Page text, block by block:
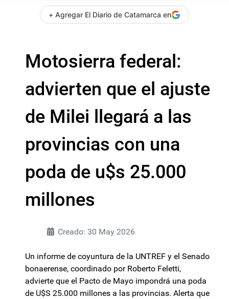
+ Agregar El Diario de Catamarca en
Motosierra federal:
advierten que el ajuste
de Milei llegará a las
provincias con una
poda de u$s 25.000
millones
Creado: 30 May 2026
Un informe de coyuntura de la UNTREF y el Senado
bonaerense, coordinado por Roberto Feletti,
advierte que el Pacto de Mayo impondrá una poda
de U$S 25.000 millones a las provincias. Alerta que